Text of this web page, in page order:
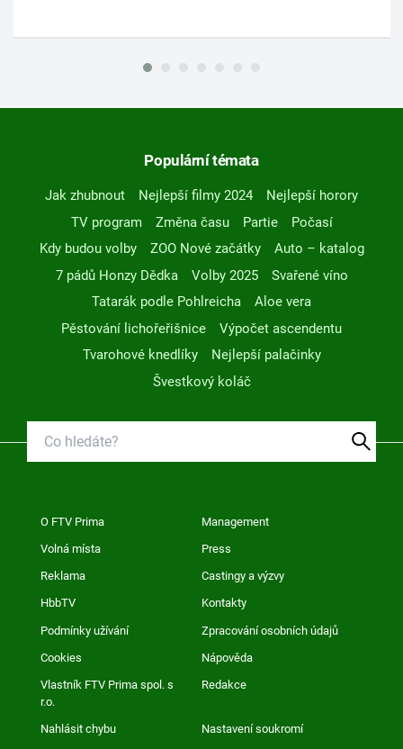
Populární témata
Jak zhubnout Nejlepší filmy 2024
Nejlepší horory
TV program
Změna času Partie
Počasí
Kdy budou volby
ZOO Nové začátky
Auto – katalog
7 pádů Honzy Dědka
Volby 2025
Svařené víno
Tatarák podle Pohlreicha
Aloe vera
Pěstování lichořeřišnice
Výpočet ascendentu
Tvarohové knedlíky
Nejlepší palačinky
Švestkový koláč
O FTV Prima Management
Volná místa Press
Reklama Castingy a výzvy
HbbTV Kontakty
Podmínky užívání Zpracování osobních údajů
Cookies Nápověda
Vlastník FTV Prima spol. s
r.o.
Redakce
Nahlásit chybu Nastavení soukromí